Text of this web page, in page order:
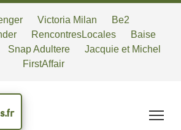
Victoria Milan
Be2
RencontresLocales
Baise
Snap Adultere
Jacquie et Michel
FirstAffair